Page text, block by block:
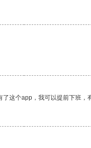
这个app，我可以提前下班，